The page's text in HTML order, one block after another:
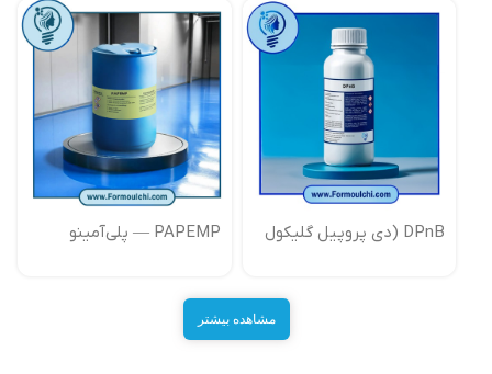
DPnB (دی پروپیل گلیکول
PAPEMP — پلی‌آمینو
مشاهده بیشتر